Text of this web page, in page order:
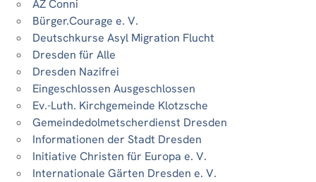
AZ Conni
Bürger.Courage e. V.
Deutschkurse Asyl Migration Flucht
Dresden für Alle
Dresden Nazifrei
Eingeschlossen Ausgeschlossen
Ev.-Luth. Kirchgemeinde Klotzsche
Gemeindedolmetscherdienst Dresden
Informationen der Stadt Dresden
Initiative Christen für Europa e. V.
Internationale Gärten Dresden e. V.